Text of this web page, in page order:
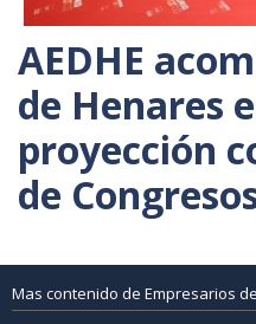
AEDHE
de Henares
proyección
de
Mas contenido de Empresarios